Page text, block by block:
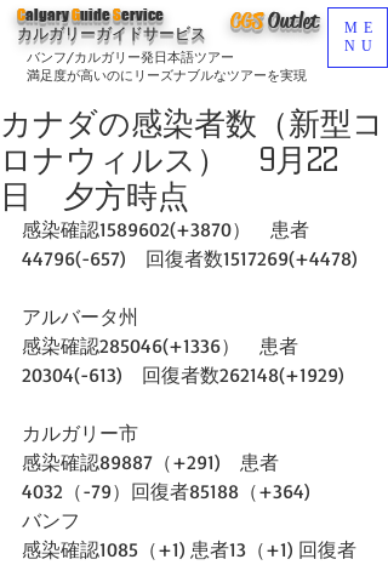
CGSOutlet
バンフ/カルガリー発日本語ツアー
満足度が高いのにリーズナブルなツアーを実現
CalgaryGuideService
カルガリーガイドサービス
ME
NU
カナダの感染者数（新型コ
ロナウィルス） 9月22
日 夕方時点
感染確認1589602(+3870）　患者
44796(-657)　回復者数1517269(+4478)
アルバータ州
感染確認285046(+1336）　患者
20304(-613)　回復者数262148(+1929)
カルガリー市
感染確認89887（+291)　患者
4032（-79）回復者85188（+364)
バンフ
感染確認1085（+1) 患者13（+1) 回復者